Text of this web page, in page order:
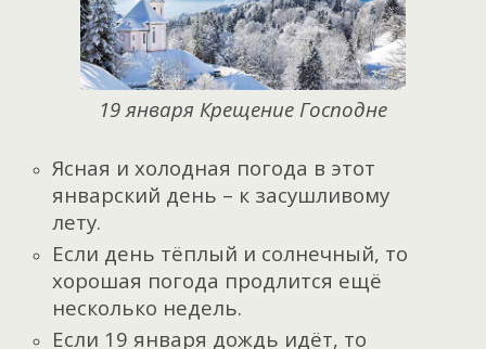
19 января Крещение Господне
Ясная и холодная погода в этот
январский день – к засушливому
лету.
Если день тёплый и солнечный, то
хорошая погода продлится ещё
несколько недель.
Если 19 января дождь идёт, то